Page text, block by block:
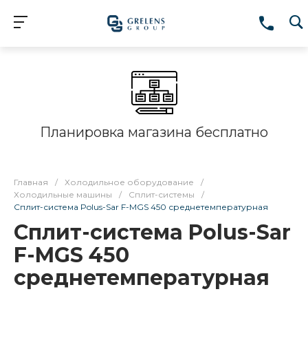
Планировка магазина бесплатно
Главная / Холодильное оборудование
/
Холодильные машины
/ Сплит-системы
/
Сплит-система Polus-Sar F-MGS 450 среднетемпературная
Сплит-система Polus-Sar
F-MGS 450
среднетемпературная